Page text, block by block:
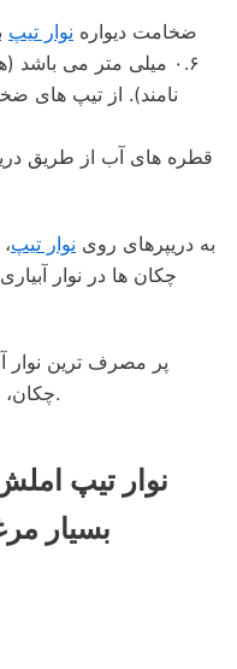
ضخامت دیواره نوار تیپ
نامند). از تیپ های
قطره های آب از طریق
به دریپرهای روی نوار تیپ
پر مصرف ترین نوار
چکان، نوارهای ۲۰ و ۳۰ سانتیمتر می باشند.
نوار تیپ
بسیار مرغوب